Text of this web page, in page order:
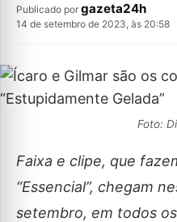
Publicado por gazeta24h
14 de setembro de 2023, às 20:58
Foto:
Faixa e clipe, que
“Essencial”, chegam
setembro, em todos